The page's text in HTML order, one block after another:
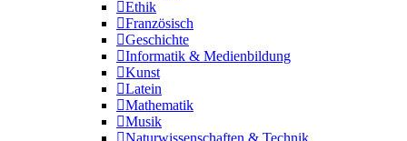
Ethik
Französisch
Geschichte
Informatik & Medienbildung
Kunst
Latein
Mathematik
Musik
Naturwissenschaften & Technik